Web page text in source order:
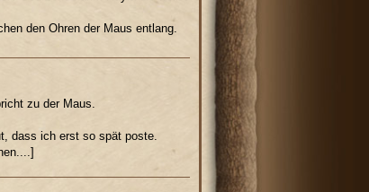
den Ohren der Maus entlang.
zu der Maus.
dass ich erst so spät poste.